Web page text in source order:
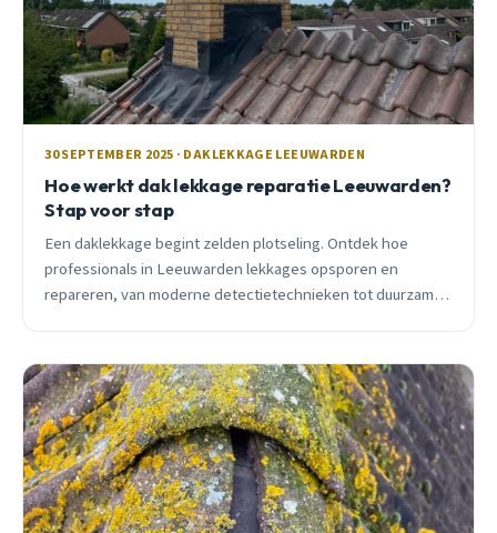
30 SEPTEMBER 2025 · DAKLEKKAGE LEEUWARDEN
Hoe werkt dak lekkage reparatie Leeuwarden?
Stap voor stap
Een daklekkage begint zelden plotseling. Ontdek hoe
professionals in Leeuwarden lekkages opsporen en
repareren, van moderne detectietechnieken tot duurzame